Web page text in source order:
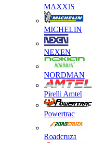
MAXXIS
MICHELIN
NEXEN
NORDMAN
Pirelli Amtel
Powertrac
Roadcruza